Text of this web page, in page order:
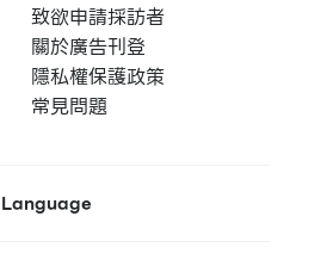
致欲申請採訪者
關於廣告刊登
隱私權保護政策
常見問題
Language